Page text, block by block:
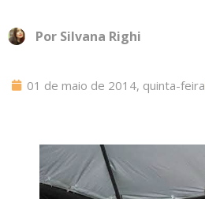
Por Silvana Righi
01 de maio de 2014, quinta-feira